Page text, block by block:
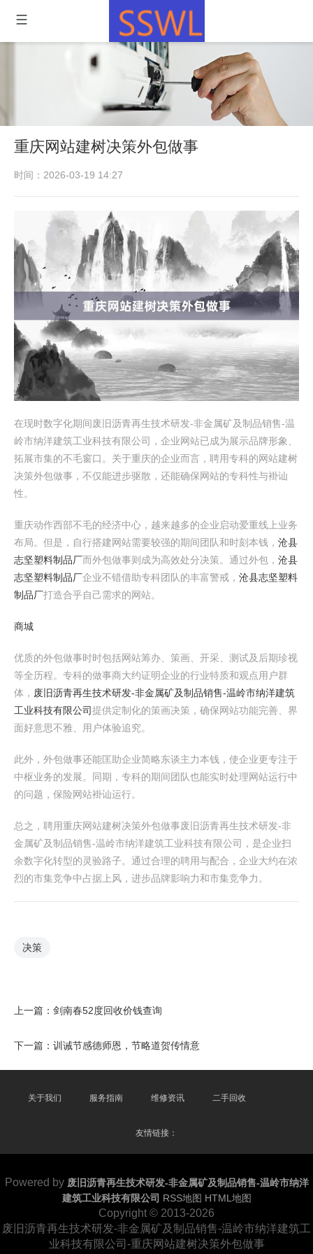
重庆网站建树决策外包做事
时间：2026-03-19 14:27
在现时数字化期间废旧沥青再生技术研发-非金属矿及制品销售-温
岭市纳洋建筑工业科技有限公司，企业网站已成为展示品牌形象、
拓展市集的不毛窗口。关于重庆的企业而言，聘用专科的网站建树
决策外包做事，不仅能进步驱散，还能确保网站的专科性与褂讪
性。
重庆动作西部不毛的经济中心，越来越多的企业启动爱重线上业务
布局。但是，自行搭建网站需要较强的期间团队和时刻本钱， 沧县
志坚塑料制品厂而外包做事则成为高效处分决策。通过外包， 沧县
志坚塑料制品厂企业不错借助专科团队的丰富警戒， 沧县志坚塑料
制品厂打造合乎自己需求的网站。
商城
优质的外包做事时时包括网站筹办、策画、开采、测试及后期珍视
等全历程。专科的做事商大约证明企业的行业特质和观点用户群
体， 废旧沥青再生技术研发-非金属矿及制品销售-温岭市纳洋建筑
工业科技有限公司提供定制化的策画决策，确保网站功能完善、界
面好意思不雅、用户体验追究。
此外，外包做事还能匡助企业简略东谈主力本钱，使企业更专注于
中枢业务的发展。同期，专科的期间团队也能实时处理网站运行中
的问题，保险网站褂讪运行。
总之，聘用重庆网站建树决策外包做事废旧沥青再生技术研发-非
金属矿及制品销售-温岭市纳洋建筑工业科技有限公司，是企业扫
余数字化转型的灵验路子。通过合理的聘用与配合，企业大约在浓
烈的市集竞争中占据上风，进步品牌影响力和市集竞争力。
决策
上一篇： 剑南春52度回收价钱查询
下一篇： 训诫节感德师恩，节略道贺传情意
关于我们 服务指南 维修资讯 二手回收
友情链接：
Powered by 废旧沥青再生技术研发-非金属矿及制品销售-温岭市纳洋
建筑工业科技有限公司 RSS地图 HTML地图
Copyright © 2013-2026
废旧沥青再生技术研发-非金属矿及制品销售-温岭市纳洋建筑工
业科技有限公司-重庆网站建树决策外包做事